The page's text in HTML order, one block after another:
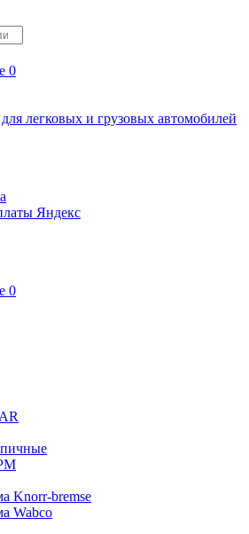
0
легковых и грузовых автомобилей
Яндекс
0
Knorr-bremse
Wabco